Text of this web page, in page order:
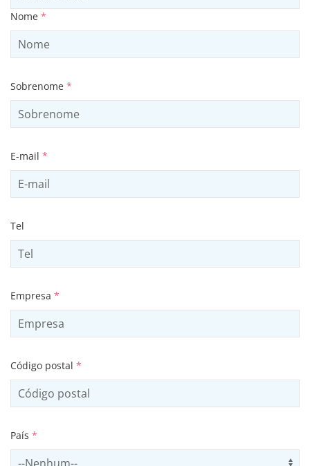
Nome *
Sobrenome *
E-mail *
Tel
Empresa *
Código postal *
País *
Select country